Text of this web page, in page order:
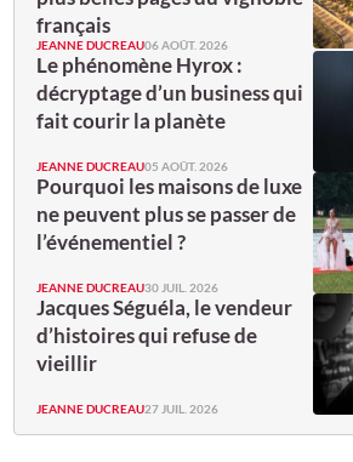
français
JEANNE DUCREAU06 AOÛT. 2026
Le phénomène Hyrox :
décryptage d’un business qui
fait courir la planète
JEANNE DUCREAU05 AOÛT. 2026
Pourquoi les maisons de luxe
ne peuvent plus se passer de
l’événementiel ?
JEANNE DUCREAU30 JUIL. 2026
Jacques Séguéla, le vendeur
d’histoires qui refuse de
vieillir
JEANNE DUCREAU27 JUIL. 2026